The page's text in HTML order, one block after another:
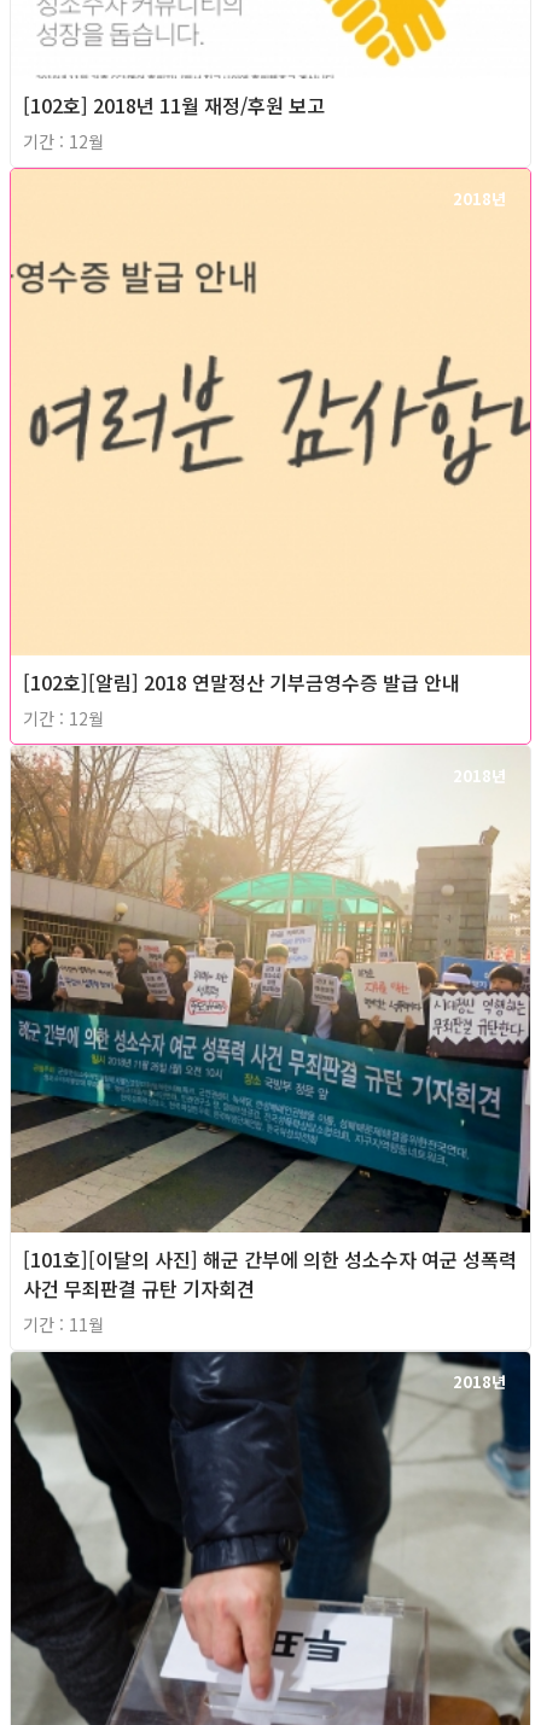
[102호] 2018년 11월 재정/후원 보고
기간 : 12월
2018년
[102호][알림] 2018 연말정산 기부금영수증 발급 안내
기간 : 12월
2018년
[101호][이달의 사진] 해군 간부에 의한 성소수자 여군 성폭력
사건 무죄판결 규탄 기자회견
기간 : 11월
2018년